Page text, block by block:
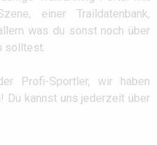
einer Traildatenbank,
was du sonst noch über
solltest.
Profi-Sportler, wir haben
Du kannst uns jederzeit über